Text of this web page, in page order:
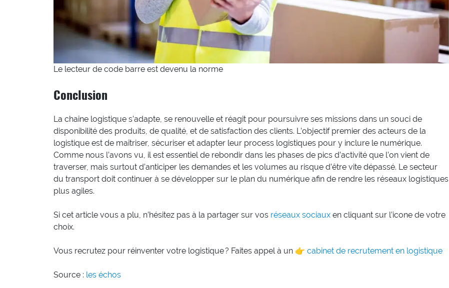
Le lecteur de code barre est devenu la norme
Conclusion
La chaîne logistique s’adapte, se renouvelle et réagit pour poursuivre ses missions dans un souci de
disponibilité des produits, de qualité, et de satisfaction des clients. L’objectif premier des acteurs de la
logistique est de maîtriser, sécuriser et adapter leur process logistiques pour y inclure le numérique.
Comme nous l’avons vu, il est essentiel de rebondir dans les phases de pics d’activité que l’on vient de
traverser, mais surtout d’anticiper les demandes et les volumes au risque d’être vite dépassé. Le secteur
du transport doit continuer à se développer sur le plan du numérique afin de rendre les réseaux logistiques
plus agiles.
Si cet article vous a plu, n’hésitez pas à la partager sur vos réseaux sociaux en cliquant sur l’icone de votre
choix.
Vous recrutez pour réinventer votre logistique ? Faites appel à un 👉 cabinet de recrutement en logistique
Source : les échos